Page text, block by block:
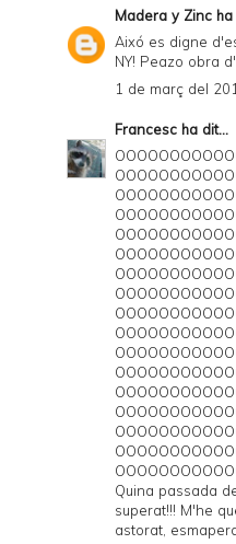
Madera y Zinc ha
Aixó es digne
NY! Peazo obra
1 de març del
Francesc ha dit...
Quina passada
superat!!! M'he
astorat,